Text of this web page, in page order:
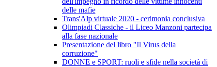
delle mafie
Trans'Alp virtuale 2020 - cerimonia conclusiva
Olimpiadi Classiche - il Liceo Manzoni partecipa
alla fase nazionale
Presentazione del libro "Il Virus della
corruzione"
DONNE e SPORT: ruoli e sfide nella società di